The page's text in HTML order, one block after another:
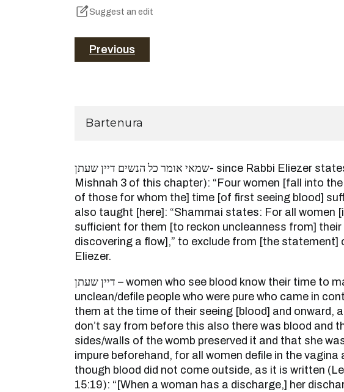
Suggest an edit
Previous
Bartenura
שמאי אומר כל הנשים דיין שעתן- since Rabbi Eliezer states (see
Mishnah 3 of this chapter): “Four women [fall into
of those for whom the] time [of first seeing blood]
also taught [here]: “Shammai states: For all women
sufficient for them [to reckon uncleanness from]
discovering a flow],” to exclude from [the statement]
Eliezer.
דיין שעתן – women who see blood know their time to make
unclean/defile people who were pure who came in
them at the time of their seeing [blood] and onward,
don’t say from before this also there was blood and
sides/walls of the womb preserved it and that she
impure beforehand, for all women defile in the vagina
though blood did not come outside, as it is written
15:19): “[When a woman has a discharge,] her